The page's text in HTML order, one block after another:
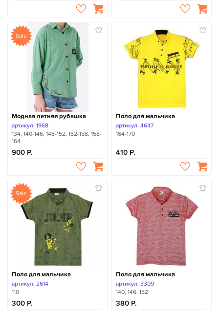
Sale
Модная летняя рубашка
артикул: 1968
134, 140-146, 146-152, 152-158, 158-
164
900
Поло для мальчика
артикул: 4647
164-170
410
Sale
Поло для мальчика
артикул: 2614
110
300
Поло для мальчика
артикул: 3309
140, 146, 152
380